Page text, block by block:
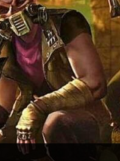
ఫైర్ మాక్స్ ని
అందించడం
ద్వారా మాత్రమే
ఈ కోడ్‌లను
FFIC-JGW9-NKYT,